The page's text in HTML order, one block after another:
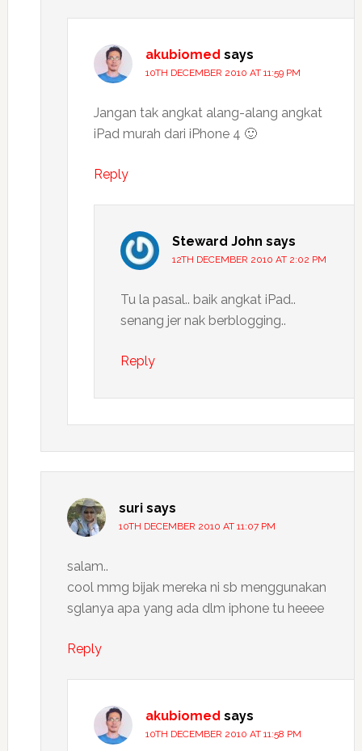
akubiomed says
10TH DECEMBER 2010 AT 11:59 PM
Jangan tak angkat alang-alang angkat
iPad murah dari iPhone 4 🙂
Reply
Steward John says
12TH DECEMBER 2010 AT 2:02 PM
Tu la pasal.. baik angkat iPad..
senang jer nak berblogging..
Reply
suri says
10TH DECEMBER 2010 AT 11:07 PM
salam..
cool mmg bijak mereka ni sb menggunakan
sglanya apa yang ada dlm iphone tu heeee
Reply
akubiomed says
10TH DECEMBER 2010 AT 11:58 PM